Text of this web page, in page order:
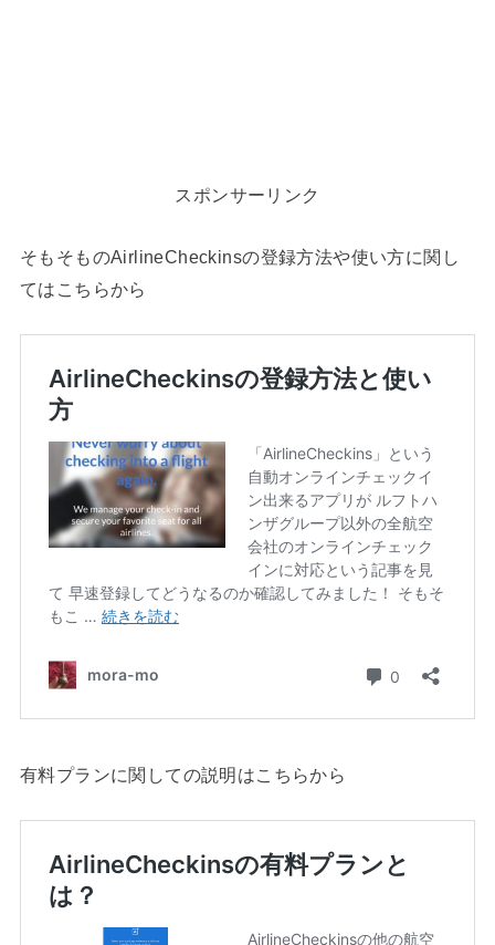
スポンサーリンク
そもそものAirlineCheckinsの登録方法や使い方に関し
てはこちらから
有料プランに関しての説明はこちらから